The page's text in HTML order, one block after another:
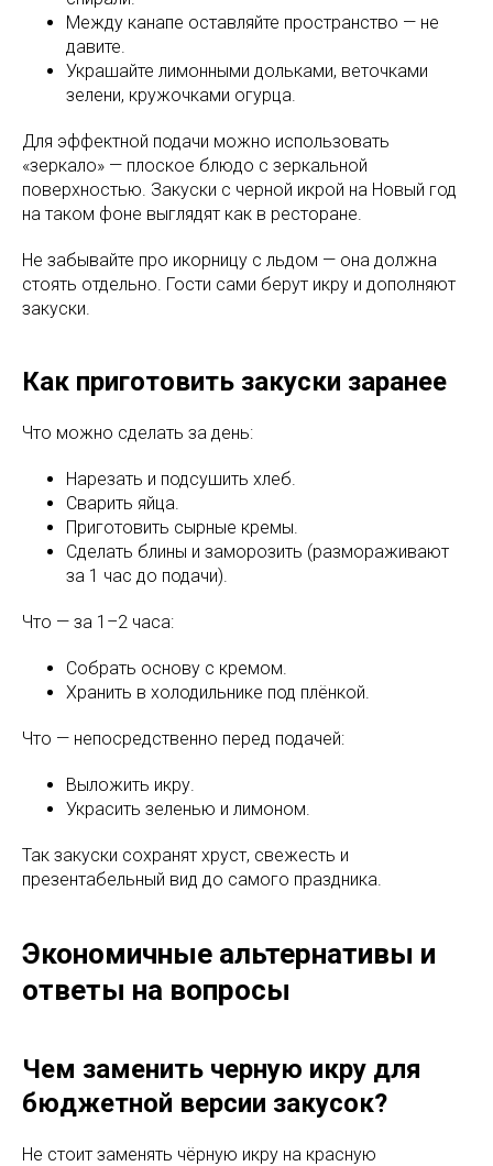
Между канапе оставляйте пространство — не
давите.
Украшайте лимонными дольками, веточками
зелени, кружочками огурца.
Для эффектной подачи можно использовать
«зеркало» — плоское блюдо с зеркальной
поверхностью. Закуски с черной икрой на Новый год
на таком фоне выглядят как в ресторане.
Не забывайте про икорницу с льдом — она должна
стоять отдельно. Гости сами берут икру и дополняют
закуски.
Как приготовить закуски заранее
Что можно сделать за день:
Нарезать и подсушить хлеб.
Сварить яйца.
Приготовить сырные кремы.
Сделать блины и заморозить (размораживают
за 1 час до подачи).
Что — за 1–2 часа:
Собрать основу с кремом.
Хранить в холодильнике под плёнкой.
Что — непосредственно перед подачей:
Выложить икру.
Украсить зеленью и лимоном.
Так закуски сохранят хруст, свежесть и
презентабельный вид до самого праздника.
Экономичные альтернативы и
ответы на вопросы
Чем заменить черную икру для
бюджетной версии закусок?
Не стоит заменять чёрную икру на красную